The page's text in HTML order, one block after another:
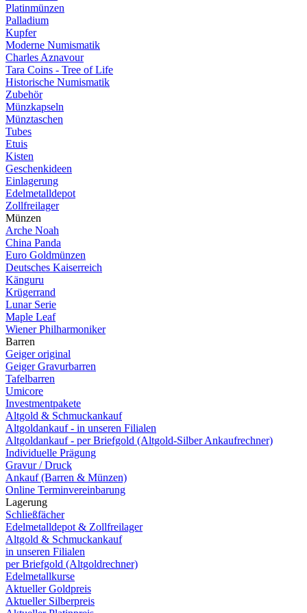
Platinmünzen
Palladium
Kupfer
Moderne Numismatik
Charles Aznavour
Tara Coins - Tree of Life
Historische Numismatik
Zubehör
Münzkapseln
Münztaschen
Tubes
Etuis
Kisten
Geschenkideen
Einlagerung
Edelmetalldepot
Zollfreilager
Münzen
Arche Noah
China Panda
Euro Goldmünzen
Deutsches Kaiserreich
Känguru
Krügerrand
Lunar Serie
Maple Leaf
Wiener Philharmoniker
Barren
Geiger original
Geiger Gravurbarren
Tafelbarren
Umicore
Investmentpakete
Altgold & Schmuckankauf
Altgoldankauf - in unseren Filialen
Altgoldankauf - per Briefgold (Altgold-Silber Ankaufrechner)
Individuelle Prägung
Gravur / Druck
Ankauf (Barren & Münzen)
Online Terminvereinbarung
Lagerung
Schließfächer
Edelmetalldepot & Zollfreilager
Altgold & Schmuckankauf
in unseren Filialen
per Briefgold (Altgoldrechner)
Edelmetallkurse
Aktueller Goldpreis
Aktueller Silberpreis